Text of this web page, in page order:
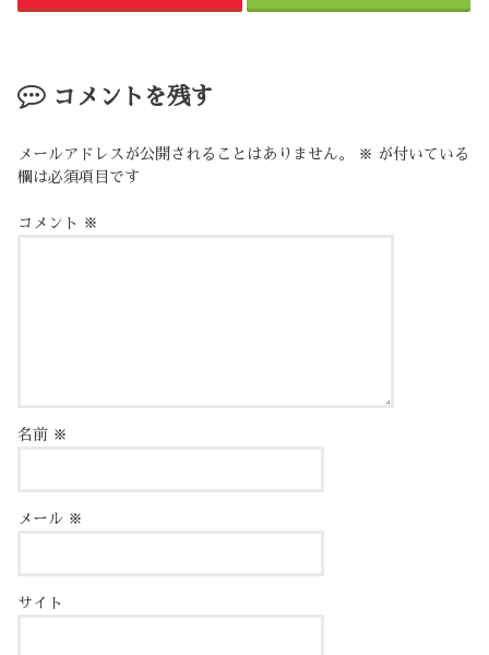
コメントを残す
メールアドレスが公開されることはありません。 ※ が付いている
欄は必須項目です
コメント ※
名前 ※
メール ※
サイト